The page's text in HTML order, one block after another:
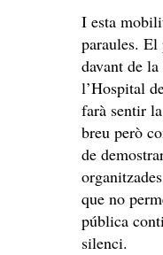
I esta
paraules.
davant de
l’Hospital
farà sentir
breu però
de
que no
pública
silenci.